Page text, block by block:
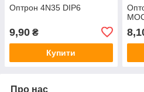
Оптрон 4N35 DIP6
9,90 ₴
Купити
Про нас